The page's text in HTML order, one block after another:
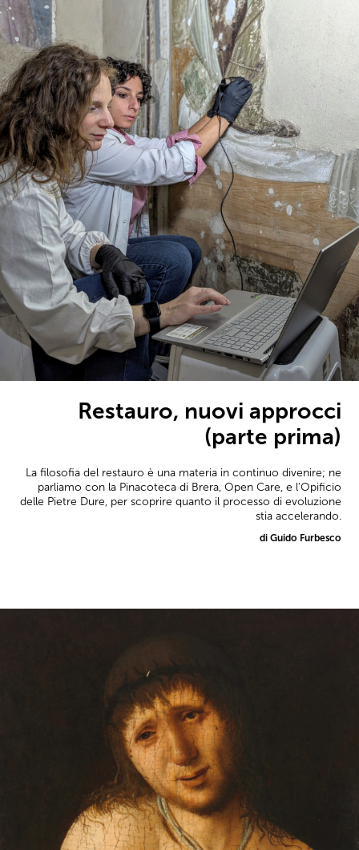
Restauro, nuovi approcci
(parte prima)
La filosofia del restauro è una materia in continuo divenire; ne
parliamo con la Pinacoteca di Brera, Open Care, e l'Opificio
delle Pietre Dure, per scoprire quanto il processo di evoluzione
stia accelerando.
di Guido Furbesco